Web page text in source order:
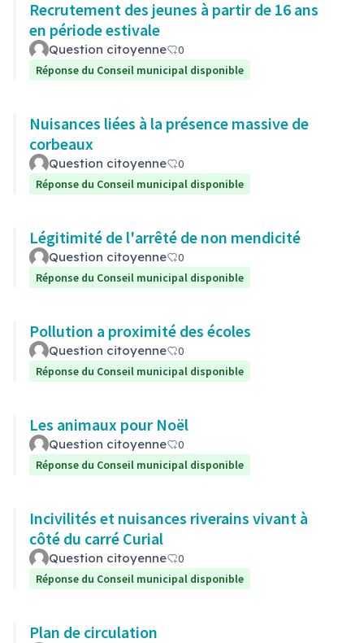
Recrutement des jeunes à partir de 16 ans
en période estivale
Question citoyenne
0
Réponse du Conseil municipal disponible
Nuisances liées à la présence massive de
corbeaux
Question citoyenne
0
Réponse du Conseil municipal disponible
Légitimité de l'arrêté de non mendicité
Question citoyenne
0
Réponse du Conseil municipal disponible
Pollution a proximité des écoles
Question citoyenne
0
Réponse du Conseil municipal disponible
Les animaux pour Noël
Question citoyenne
0
Réponse du Conseil municipal disponible
Incivilités et nuisances riverains vivant à
côté du carré Curial
Question citoyenne
0
Réponse du Conseil municipal disponible
Plan de circulation